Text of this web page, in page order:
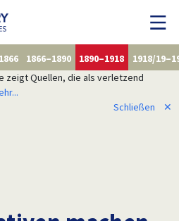
1866–1890 1890–1918
1918/
zeigt Quellen, die als verletzend
Schließen
✕